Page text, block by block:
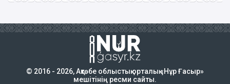
© 2016 - 2026, Ақтөбе облыстық орталық «Нұр Ғасыр»
мешітінің ресми сайты.